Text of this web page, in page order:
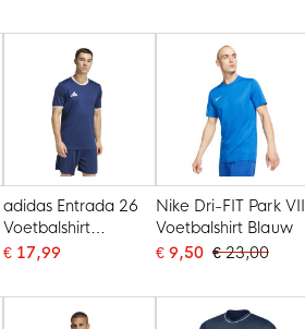
adidas Entrada 26
Voetbalshirt
Donkerblauw Wit
€ 17,99
Nike Dri-FIT Park VII
Voetbalshirt Blauw
€ 9,50 € 23,00